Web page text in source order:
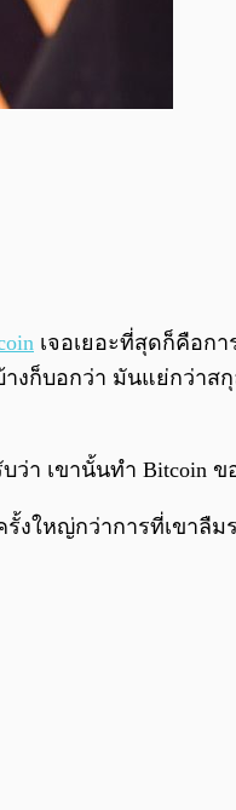
เจอเยอะที่สุดก็คือก
ก็บอกว่า มันแย่กว่าส
า เขานั้นทำ Bitcoin
งใหญ่กว่าการที่เขาลืม